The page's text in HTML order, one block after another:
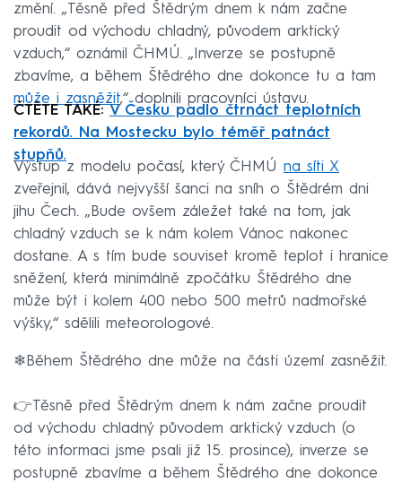
změní. „Těsně před Štědrým dnem k nám začne
proudit od východu chladný, původem arktický
vzduch,“ oznámil ČHMÚ. „Inverze se postupně
zbavíme, a během Štědrého dne dokonce tu a tam
může i zasněžit,“ doplnili pracovníci ústavu.
ČTĚTE TAKÉ: V Česku padlo čtrnáct teplotních
rekordů. Na Mostecku bylo téměř patnáct
stupňů.
Výstup z modelu počasí, který ČHMÚ na síti X
zveřejnil, dává nejvyšší šanci na sníh o Štědrém dni
jihu Čech. „Bude ovšem záležet také na tom, jak
chladný vzduch se k nám kolem Vánoc nakonec
dostane. A s tím bude souviset kromě teplot i hranice
sněžení, která minimálně zpočátku Štědrého dne
může být i kolem 400 nebo 500 metrů nadmořské
výšky,“ sdělili meteorologové.
❄Během Štědrého dne může na části území zasněžit.
👉Těsně před Štědrým dnem k nám začne proudit
od východu chladný původem arktický vzduch (o
této informaci jsme psali již 15. prosince), inverze se
postupně zbavíme a během Štědrého dne dokonce